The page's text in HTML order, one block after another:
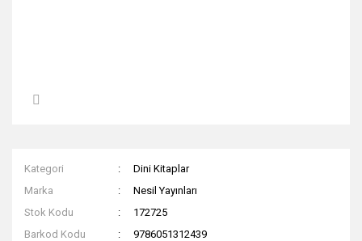
Kategori
Dini Kitaplar
Marka
Nesil Yayınları
Stok Kodu
172725
Barkod Kodu
9786051312439